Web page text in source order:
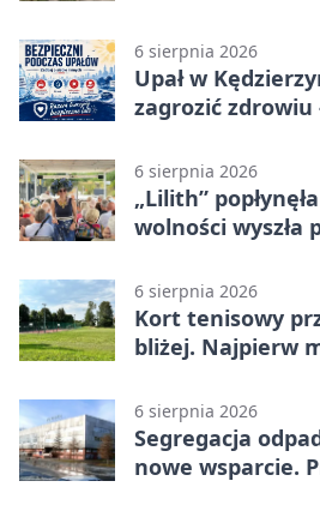
6 sierpnia 2026
Upał w
zagrozić
6 sierpnia 2026
„Lilith”
wolności wyszła
6 sierpnia 2026
Kort tenisowy
bliżej. Najpierw
6 sierpnia 2026
Segregacja
nowe wsparcie.